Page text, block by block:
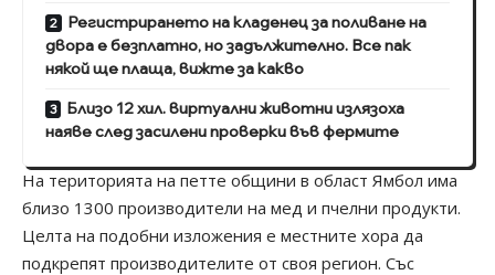
Регистрирането на кладенец за поливане на
двора е безплатно, но задължително. Все пак
някой ще плаща, вижте за какво
Близо 12 хил. виртуални животни излязоха
наяве след засилени проверки във фермите
На територията на петте общини в област Ямбол има
близо 1300 производители на мед и пчелни продукти.
Целта на подобни изложения е местните хора да
подкрепят производителите от своя регион. Със